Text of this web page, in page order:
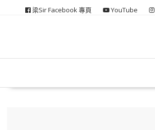
梁Sir Facebook 專頁 YouTube